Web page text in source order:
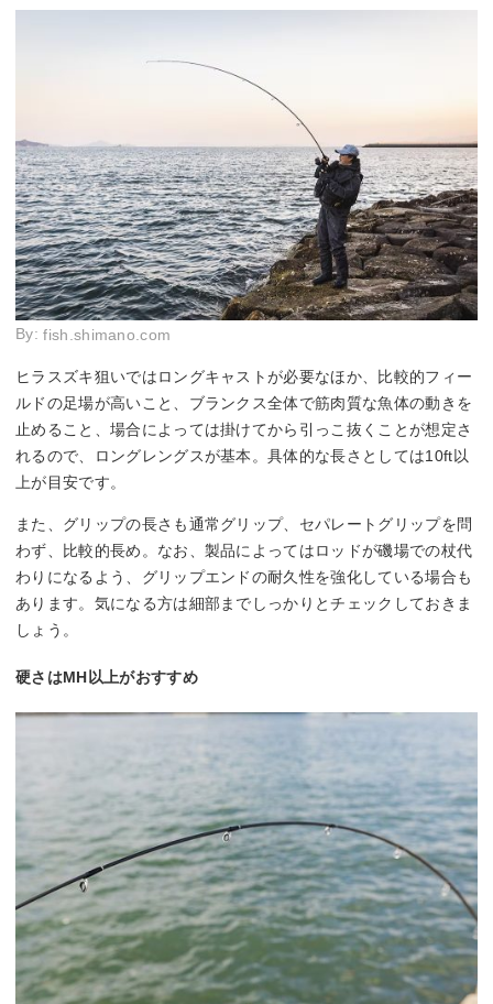
By:fish.shimano.com
ヒラスズキ狙いではロングキャストが必要なほか、比較的フィー
ルドの足場が高いこと、ブランクス全体で筋肉質な魚体の動きを
止めること、場合によっては掛けてから引っこ抜くことが想定さ
れるので、ロングレングスが基本。具体的な長さとしては10ft以
上が目安です。
また、グリップの長さも通常グリップ、セパレートグリップを問
わず、比較的長め。なお、製品によってはロッドが磯場での杖代
わりになるよう、グリップエンドの耐久性を強化している場合も
あります。気になる方は細部までしっかりとチェックしておきま
しょう。
硬さはMH以上がおすすめ